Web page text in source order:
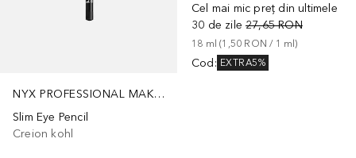
NYX PROFESSIONAL MAKEUP
Slim Eye Pencil
Creion kohl
Cel mai mic preț din ultimele
30 de zile 27,65 RON
18 ml (1,50 RON / 1 ml)
Cod : EXTRA5%